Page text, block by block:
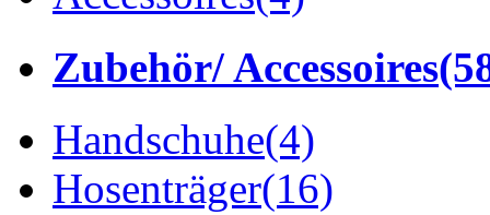
Zubehör/ Accessoires
Handschuhe(4)
Hosenträger(16)